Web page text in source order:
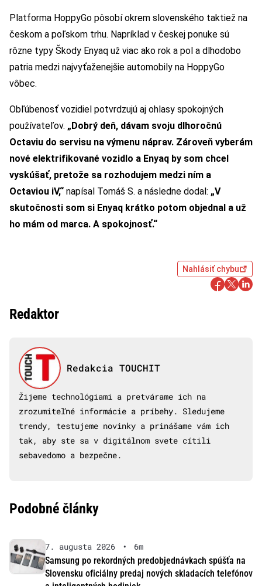
Platforma HoppyGo pôsobí okrem slovenského taktiež na
českom a poľskom trhu. Napríklad v českej ponuke sú
rôzne typy Škody Enyaq už viac ako rok a pol a dlhodobo
patria medzi najvyťaženejšie automobily na HoppyGo
vôbec.
Obľúbenosť vozidiel potvrdzujú aj ohlasy spokojných
používateľov. „Dobrý deň, dávam svoju dlhoročnú
Octaviu do servisu na výmenu náprav. Zároveň vyberám
nové elektrifikované vozidlo a Enyaq by som chcel
vyskúšať, pretože sa rozhodujem medzi ním a
Octaviou iV,“ napísal Tomáš S. a následne dodal: „V
skutočnosti som si Enyaq krátko potom objednal a už
ho mám od marca. A spokojnosť.“
Nahlásiť chybu
Redaktor
Redakcia TOUCHIT
Žijeme technológiami a pretvárame ich na
zrozumiteľné informácie a príbehy. Sledujeme
trendy, testujeme novinky a prinášame vám ich
tak, aby ste sa v digitálnom svete cítili
sebavedomo a bezpečne.
Podobné články
7. augusta 2026 •
6m
Samsung po rekordných predobjednávkach spúšťa na
Slovensku oficiálny predaj nových skladacích telefónov